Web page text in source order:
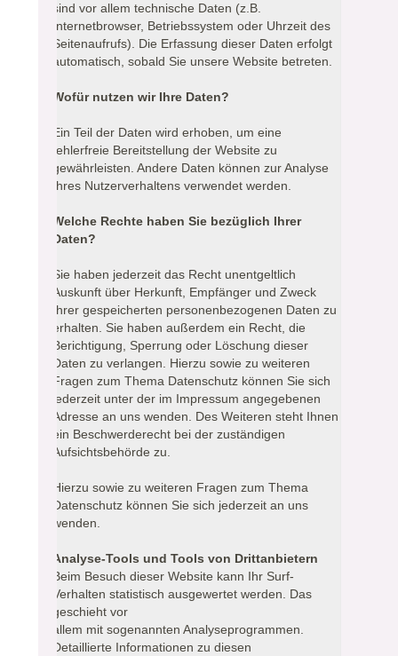
sind vor allem technische Daten (z.B.
Internetbrowser, Betriebssystem oder Uhrzeit des
Seitenaufrufs). Die Erfassung dieser Daten erfolgt
automatisch, sobald Sie unsere Website betreten.
Wofür nutzen wir Ihre Daten?
Ein Teil der Daten wird erhoben, um eine
fehlerfreie Bereitstellung der Website zu
gewährleisten. Andere Daten können zur Analyse
Ihres Nutzerverhaltens verwendet werden.
Welche Rechte haben Sie bezüglich Ihrer
Daten?
Sie haben jederzeit das Recht unentgeltlich
Auskunft über Herkunft, Empfänger und Zweck
Ihrer gespeicherten personenbezogenen Daten zu
erhalten. Sie haben außerdem ein Recht, die
Berichtigung, Sperrung oder Löschung dieser
Daten zu verlangen. Hierzu sowie zu weiteren
Fragen zum Thema Datenschutz können Sie sich
jederzeit unter der im Impressum angegebenen
Adresse an uns wenden. Des Weiteren steht Ihnen
ein Beschwerderecht bei der zuständigen
Aufsichtsbehörde zu.
Hierzu sowie zu weiteren Fragen zum Thema
Datenschutz können Sie sich jederzeit an uns
wenden.
Analyse-Tools und Tools von Drittanbietern
Beim Besuch dieser Website kann Ihr Surf-
Verhalten statistisch ausgewertet werden. Das
geschieht vor
allem mit sogenannten Analyseprogrammen.
Detaillierte Informationen zu diesen